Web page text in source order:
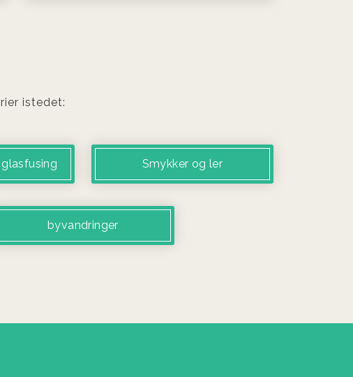
istedet:
Smykker og ler
byvandringer